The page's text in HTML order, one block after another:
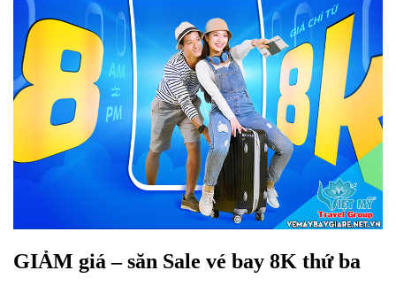
GIẢM giá – săn Sale vé bay 8K thứ ba